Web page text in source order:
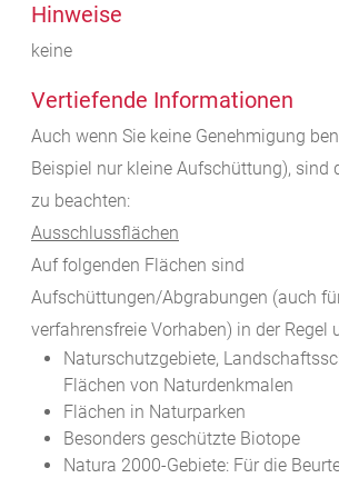
Hinweise
keine
Vertiefende Informationen
Auch wenn Sie keine Genehmigung
Beispiel nur kleine Aufschüttung), sind
zu beachten:
Ausschlussflächen
Auf folgenden Flächen sind
Aufschüttungen/Abgrabungen (auch
verfahrensfreie Vorhaben) in der Regel
Naturschutzgebiete,
Flächen von Naturdenkmalen
Flächen in Naturparken
Besonders geschützte Biotope
Natura 2000-Gebiete: Für die